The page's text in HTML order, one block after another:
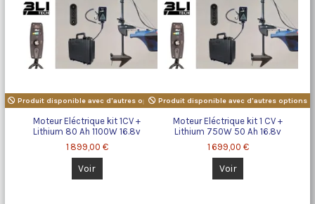
Produit disponible avec d'autres options
Moteur Eléctrique kit 1CV +
Lithium 80 Ah 1100W 16.8v
1 899,00 €
Voir
Produit disponible avec d'autres options
Moteur Eléctrique kit 1 CV +
Lithium 750W 50 Ah 16.8v
1 699,00 €
Voir